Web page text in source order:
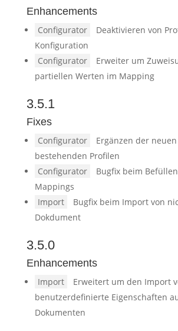
Enhancements
Configurator
Deaktivieren von
Konfiguration
Configurator
Erweiter um
partiellen Werten im Mapping
3.5.1
Fixes
Configurator
Ergänzen der
bestehenden Profilen
Configurator
Bugfix beim
Mappings
Import
Bugfix beim Import von
Dokdument
3.5.0
Enhancements
Import
Erweitert um den Import
benutzerdefinierte Eigenschaften
Dokumenten